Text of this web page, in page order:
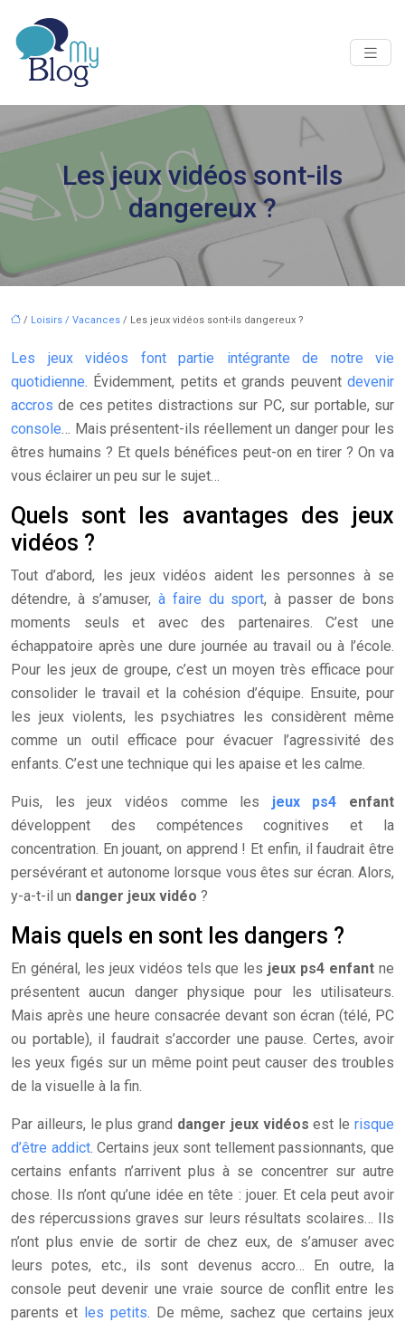
Les jeux vidéos sont-ils
dangereux ?
/ Loisirs / Vacances / Les jeux vidéos sont-ils dangereux ?
Les jeux vidéos font partie intégrante de notre vie
quotidienne. Évidemment, petits et grands peuvent devenir
accros de ces petites distractions sur PC, sur portable, sur
console… Mais présentent-ils réellement un danger pour les
êtres humains ? Et quels bénéfices peut-on en tirer ? On va
vous éclairer un peu sur le sujet…
Quels sont les avantages des jeux
vidéos ?
Tout d’abord, les jeux vidéos aident les personnes à se
détendre, à s’amuser,à faire du sport, à passer de bons
moments seuls et avec des partenaires. C’est une
échappatoire après une dure journée au travail ou à l’école.
Pour les jeux de groupe, c’est un moyen très efficace pour
consolider le travail et la cohésion d’équipe. Ensuite, pour
les jeux violents, les psychiatres les considèrent même
comme un outil efficace pour évacuer l’agressivité des
enfants. C’est une technique qui les apaise et les calme.
Puis, les jeux vidéos comme les jeux ps4 enfant
développent des compétences cognitives et la
concentration. En jouant, on apprend ! Et enfin, il faudrait être
persévérant et autonome lorsque vous êtes sur écran. Alors,
y-a-t-il un danger jeux vidéo ?
Mais quels en sont les dangers ?
En général, les jeux vidéos tels que les jeux ps4 enfant ne
présentent aucun danger physique pour les utilisateurs.
Mais après une heure consacrée devant son écran (télé, PC
ou portable), il faudrait s’accorder une pause. Certes, avoir
les yeux figés sur un même point peut causer des troubles
de la visuelle à la fin.
Par ailleurs, le plus grand danger jeux vidéosest lerisque
d’être addict. Certains jeux sont tellement passionnants, que
certains enfants n’arrivent plus à se concentrer sur autre
chose. Ils n’ont qu’une idée en tête : jouer. Et cela peut avoir
des répercussions graves sur leurs résultats scolaires… Ils
n’ont plus envie de sortir de chez eux, de s’amuser avec
leurs potes, etc., ils sont devenus accro… En outre, la
console peut devenir une vraie source de conflit entre les
parents et les petits. De même, sachez que certains jeux